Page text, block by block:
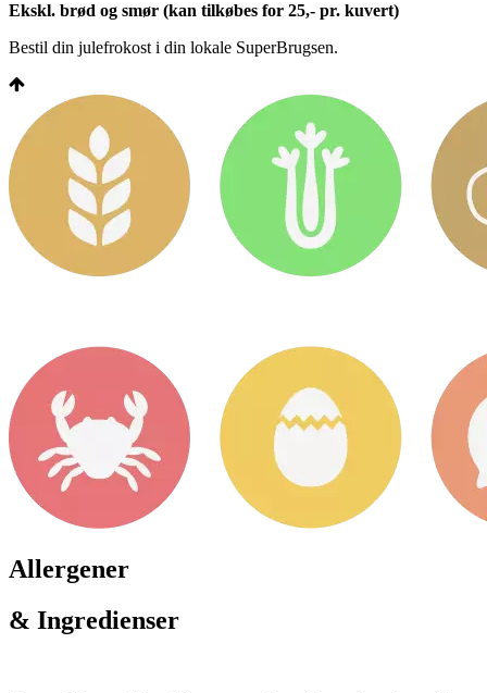
Ekskl. brød og smør (kan tilkøbes for 25,- pr. kuvert)
Bestil din julefrokost i din lokale SuperBrugsen.
Allergener
& Ingredienser